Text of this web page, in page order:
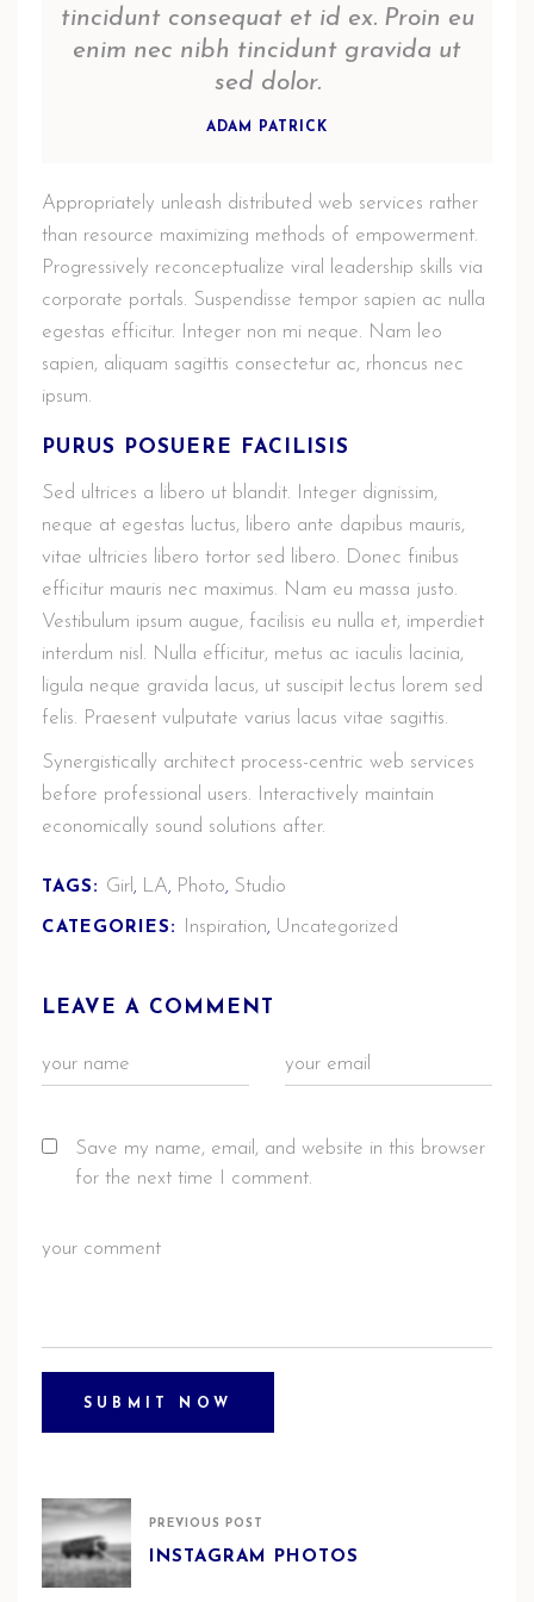
tincidunt consequat et id ex. Proin eu
enim nec nibh tincidunt gravida ut
sed dolor.
ADAM PATRICK
Appropriately unleash distributed web services rather
than resource maximizing methods of empowerment.
Progressively reconceptualize viral leadership skills via
corporate portals. Suspendisse tempor sapien ac nulla
egestas efficitur. Integer non mi neque. Nam leo
sapien, aliquam sagittis consectetur ac, rhoncus nec
ipsum.
PURUS POSUERE FACILISIS
Sed ultrices a libero ut blandit. Integer dignissim,
neque at egestas luctus, libero ante dapibus mauris,
vitae ultricies libero tortor sed libero. Donec finibus
efficitur mauris nec maximus. Nam eu massa justo.
Vestibulum ipsum augue, facilisis eu nulla et, imperdiet
interdum nisl. Nulla efficitur, metus ac iaculis lacinia,
ligula neque gravida lacus, ut suscipit lectus lorem sed
felis. Praesent vulputate varius lacus vitae sagittis.
Synergistically architect process-centric web services
before professional users. Interactively maintain
economically sound solutions after.
TAGS: Girl , LA, Photo, Studio
CATEGORIES: Inspiration, Uncategorized
LEAVE A COMMENT
Save my name, email, and website in this browser
for the next time I comment.
PREVIOUS POST
INSTAGRAM PHOTOS